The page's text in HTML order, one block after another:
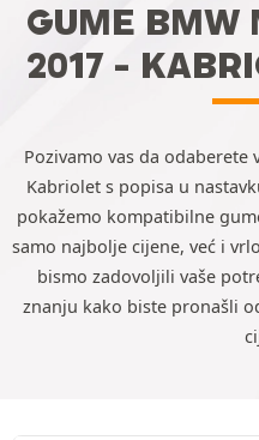
GUME BMW
2017 -
Pozivamo vas da odaberete
Kabriolet s popisa u
pokažemo kompatibilne
samo najbolje cijene, već i
bismo zadovoljili vaše
znanju kako biste pronašli